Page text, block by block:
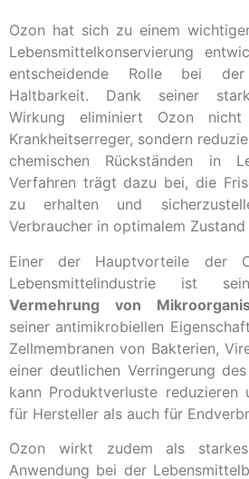
Ozon hat sich zu einem
Lebensmittelkonservierung
entscheidende Rolle bei
Haltbarkeit. Dank seiner
Wirkung eliminiert Ozon
Krankheitserreger, sondern
chemischen Rückständen in
Verfahren trägt dazu bei, die
zu erhalten und
Verbraucher in optimalem Zustand
Einer der Hauptvorteile der
Lebensmittelindustrie ist
Vermehrung von
seiner antimikrobiellen
Zellmembranen von Bakterien,
einer deutlichen Verringerung
kann Produktverluste
für Hersteller als auch für
Ozon wirkt zudem als
Anwendung bei der